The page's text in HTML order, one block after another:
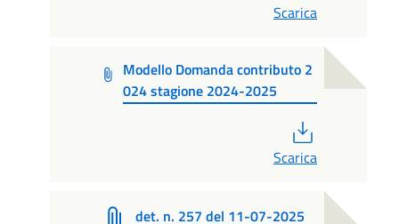
Scarica
Modello Domanda contributo 2
024 stagione 2024-2025
Scarica
det. n. 257 del 11-07-2025